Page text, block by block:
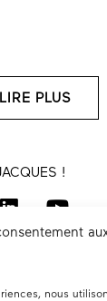
nous
LIRE PLUS
!